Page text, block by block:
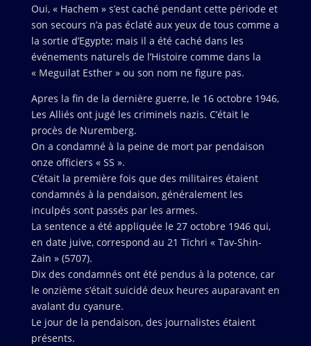
Oui, « Hachem » s’est caché pendant cette période et
son secours n’a pas éclaté aux yeux de tous comme a
la sortie d’Egypte; mais il a été caché dans les
événements naturels de l’Histoire comme dans la
« Meguilat Esther » ou son nom ne figure pas.
Apres la fin de la dernière guerre, le 16 octobre 1946,
Les Alliés ont jugé les criminels nazis. C’était le
procès de Nuremberg.
On a condamné à la peine de mort par pendaison
onze officiers « SS ».
C’était la première fois que des militaires étaient
condamnés à la pendaison, généralement les
inculpés sont passés par les armes.
La sentence a été appliquée le 27 octobre 1946 qui,
en date juive, correspond au 21 Tichri « Tav-Shin-
Zain » (5707).
Dix des condamnés ont été pendus à la potence, car
le onzième s’était suicidé deux heures auparavant en
avalant du cyanure.
Le jour de la pendaison, des journalistes étaient
présents.